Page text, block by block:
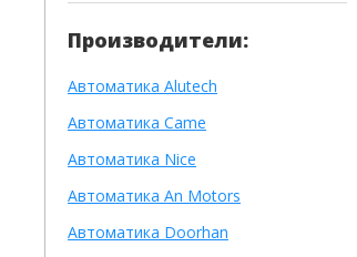
Производители:
Автоматика Alutech
Автоматика Сame
Автоматика Nice
Автоматика An Motors
Автоматика Doorhan